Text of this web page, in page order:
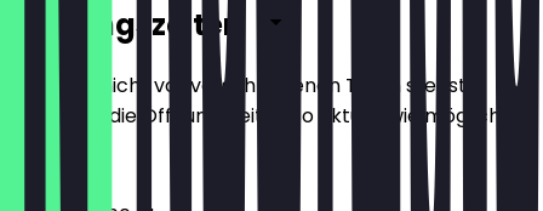
Öffnungszeiten
Damit du nicht vor verschlossenen Türen stehst,
halten wir die Öffnungszeiten so aktuell wie möglich.